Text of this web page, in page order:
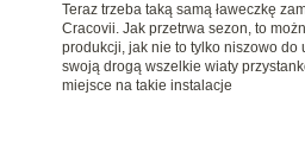
Teraz trzeba taką samą ławeczkę
Cracovii. Jak przetrwa sezon, to
produkcji, jak nie to tylko niszowo do
swoją drogą wszelkie wiaty
miejsce na takie instalacje